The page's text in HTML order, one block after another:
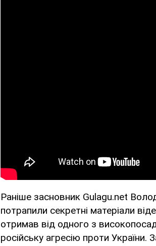
Раніше засновник Gulagu.net
потрапили секретні матеріали
отримав від одного з
російську агресію проти